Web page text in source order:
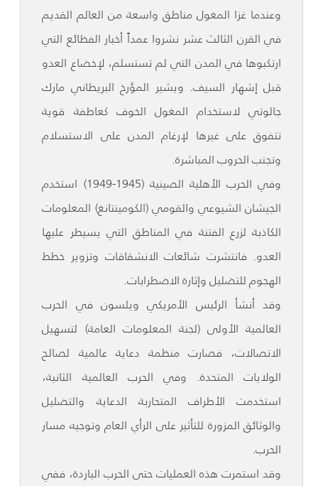
وعندما غزا المغول مناطق واسعة من العالم القديم
في القرن الثالث عشر نشروا عمداً أخبار الفظائع التي
ارتكبوها في المدن التي لم تستسلم، لإخضاع العدو
قبل إشهار السيف. ويشير المؤرخ البريطاني مارك
جالوتي لاستخدام المغول الخوف كعاطفة قوية
تتفوق على غيرها لإرغام المدن على الاستسلام
وتجنب الحروب المباشرة.
وفي الحرب الأهلية الصينية (1945-1949) استخدم
الجيشان الشيوعي والقومي (الكومينتانغ) المعلومات
الكاذبة لزرع الفتنة في المناطق التي يسيطر عليها
العدو. فانتشرت شائعات الانشقاقات وتزوير خطط
الهجوم للتضليل وإثارة الاضطرابات.
وقد أنشأ الرئيس الأمريكي ويلسون في الحرب
العالمية الأولى (لجنة المعلومات العامة) لتسهيل
الاتصالات، فصارت منظمة دعاية عالمية لصالح
الولايات المتحدة. وفي الحرب العالمية الثانية،
استخدمت الأطراف المتحاربة الدعاية والتضليل
والوثائق المزورة للتأثير على الرأي العام وتوجيه مسار
الحرب.
وقد استمرت هذه العمليات حتى الحرب الباردة، ففي